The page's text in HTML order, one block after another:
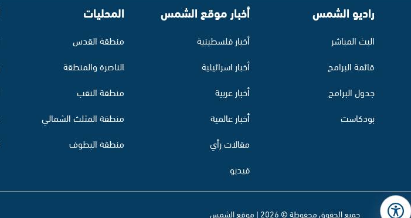
راديو الشمس
البث المباشر
قائمة البرامج
جدول البرامج
بودكاست
أخبار موقع الشمس
أخبار فلسطينية
أخبار اسرائيلية
أخبار عربية
أخبار عالمية
مقالات رأي
فيديو
المحليات
منطقة القدس
الناصرة والمنطقة
منطقة النقب
منطقة المثلث الشمالي
منطقة البطوف
جميع الحقوق محفوظة © 2026 | موقع الشمس